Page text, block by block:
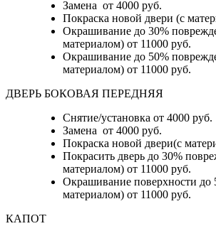
Замена от 4000 руб.
Покраска новой двери (с
Окрашивание до 30%
материалом) от 11000 руб.
Окрашивание до 50%
материалом) от 11000 руб.
ДВЕРЬ БОКОВАЯ ПЕРЕДНЯЯ
Снятие/установка от 4000 руб.
Замена от 4000 руб.
Покраска новой двери(с
Покрасить дверь до 30%
материалом) от 11000 руб.
Окрашивание поверхности до
материалом) от 11000 руб.
КАПОТ